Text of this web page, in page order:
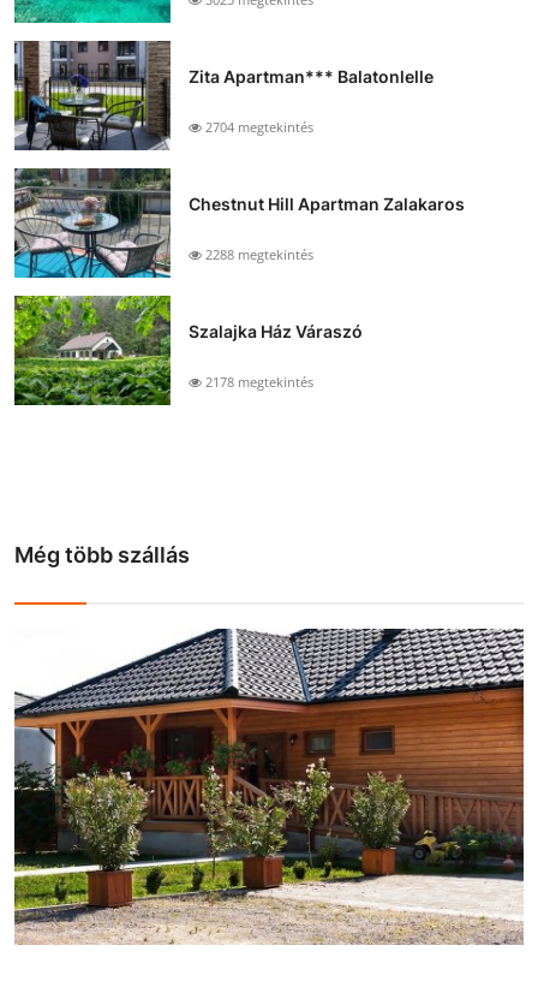
Zita Apartman*** Balatonlelle
2704 megtekintés
Chestnut Hill Apartman Zalakaros
2288 megtekintés
Szalajka Ház Váraszó
2178 megtekintés
Még több szállás